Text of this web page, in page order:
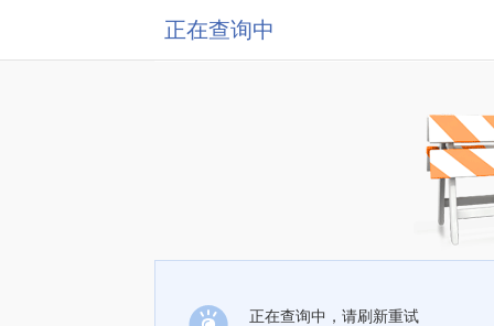
正在查询中
正在查询中，请刷新重试